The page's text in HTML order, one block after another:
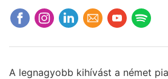
A legnagyobb kihívást a német